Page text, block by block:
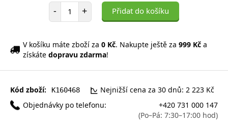
- Počet položek
+ Přidat do košíku
V košíku máte zboží za 0 Kč. Nakupte ještě za 999 Kč a
získáte dopravu zdarma!
Kód zboží: K160468
Nejnižší cena za 30 dnů: 2 223 Kč
Objednávky po telefonu:
+420 731 000 147
(Po–Pá: 7:30–17:00 hod)